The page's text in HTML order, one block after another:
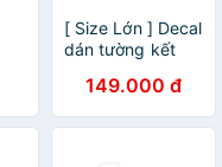
[ Size Lớn ] Decal
dán tường kết
Sổ - Chân Tường
Hoa AM9104-
AY701-AY823
149.000 đ